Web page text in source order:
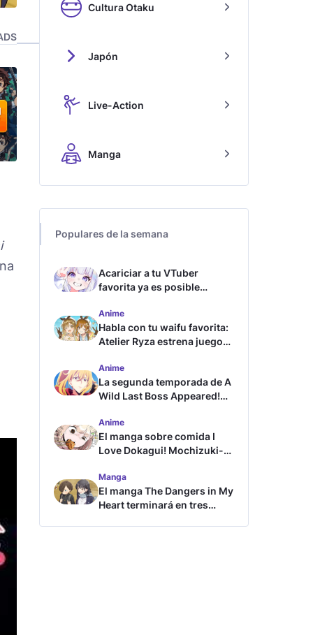
Cultura Otaku
Japón
Live-Action
Manga
Populares de la semana
Acariciar a tu VTuber
favorita ya es posible
Anime
Habla con tu waifu favorita:
Atelier Ryza estrena juego
Anime
La segunda temporada de A
Wild Last Boss Appeared!
estreno
Anime
El manga sobre comida I
Love Dokagui! Mochizuki-
anime
Manga
El manga The Dangers in My
Heart terminará en tres